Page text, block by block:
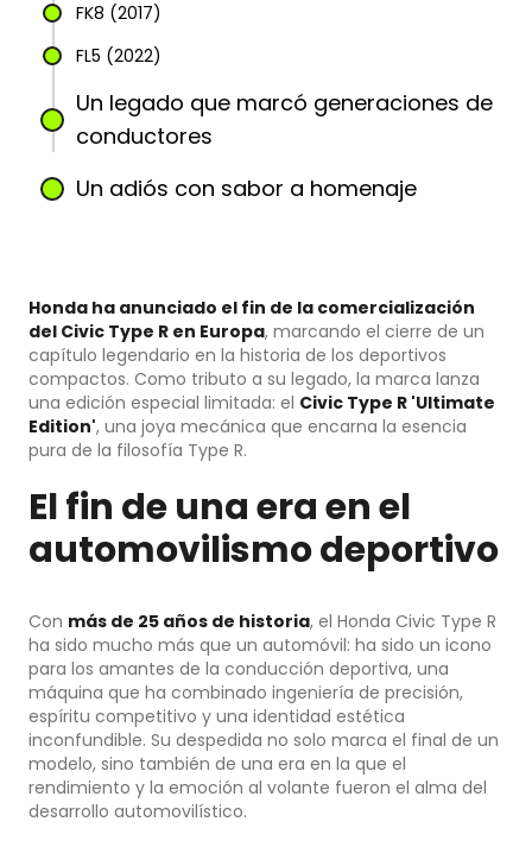
FK8 (2017)
FL5 (2022)
Un legado que marcó generaciones de
conductores
Un adiós con sabor a homenaje
Honda ha anunciado el fin de la comercialización
del Civic Type R en Europa, marcando el cierre de un
capítulo legendario en la historia de los deportivos
compactos. Como tributo a su legado, la marca lanza
una edición especial limitada: el Civic Type R 'Ultimate
Edition', una joya mecánica que encarna la esencia
pura de la filosofía Type R.
El fin de una era en el
automovilismo deportivo
Con más de 25 años de historia, el Honda Civic Type R
ha sido mucho más que un automóvil: ha sido un icono
para los amantes de la conducción deportiva, una
máquina que ha combinado ingeniería de precisión,
espíritu competitivo y una identidad estética
inconfundible. Su despedida no solo marca el final de un
modelo, sino también de una era en la que el
rendimiento y la emoción al volante fueron el alma del
desarrollo automovilístico.